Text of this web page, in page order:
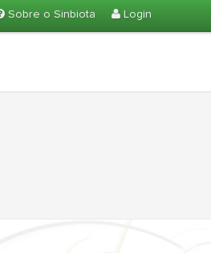
Sobre o Sinbiota Login